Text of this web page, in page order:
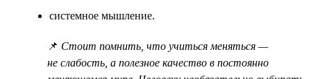
системное мышление.
📌 Стоит помнить, что учиться меняться —
не слабость, а полезное качество в постоянно